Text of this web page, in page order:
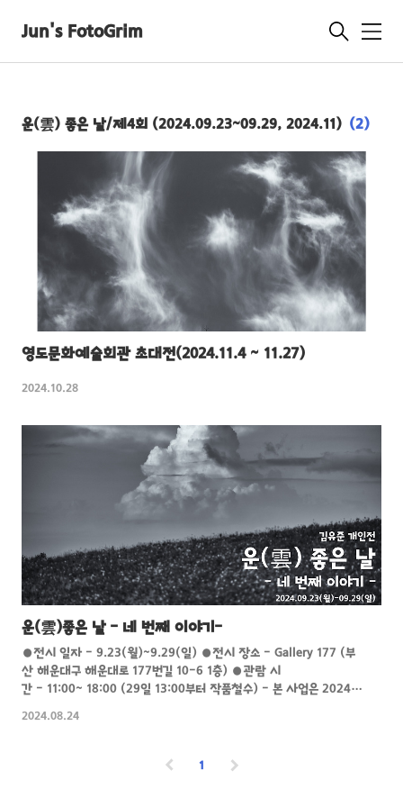
Jun's FotoGrim
메
운(雲) 좋은 날/제4회 (2024.09.23~09.29, 2024.11) (2)
영도문화예술회관 초대전(2024.11.4 ~ 11.27)
2024.10.28
운(雲)좋은 날 - 네 번째 이야기-
●전시 일자 - 9.23(월)~9.29(일) ●전시 장소 - Gallery 177 (부
산 해운대구 해운대로 177번길 10-6 1층) ●관람 시
간 - 11:00~ 18:00 (29일 13:00부터 작품철수) - 본 사업은 2024
2024.08.24
1